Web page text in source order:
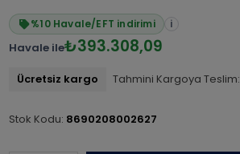
%10 Havale/EFT indirimi i
Havale ile₺393.308,09
Ücretsiz kargo Tahmini Kargoya Teslim:
Stok Kodu: 8690208002627